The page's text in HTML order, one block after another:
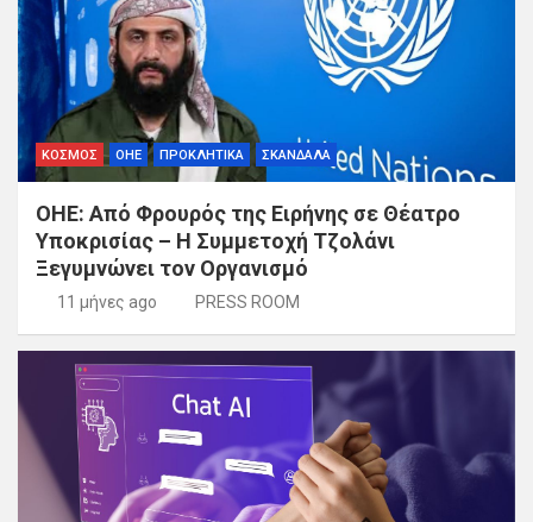
ΚΟΣΜΟΣ ΟΗΕ ΠΡΟΚΛΗΤΙΚΑ ΣΚΑΝΔΑΛΑ
ΟΗΕ: Από Φρουρός της Ειρήνης σε Θέατρο
Υποκρισίας – Η Συμμετοχή Τζολάνι
Ξεγυμνώνει τον Οργανισμό
11 μήνες ago PRESS ROOM